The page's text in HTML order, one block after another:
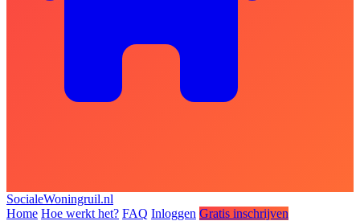
SocialeWoningruil.nl
Home Hoe werkt het? FAQ Inloggen Gratis inschrijven